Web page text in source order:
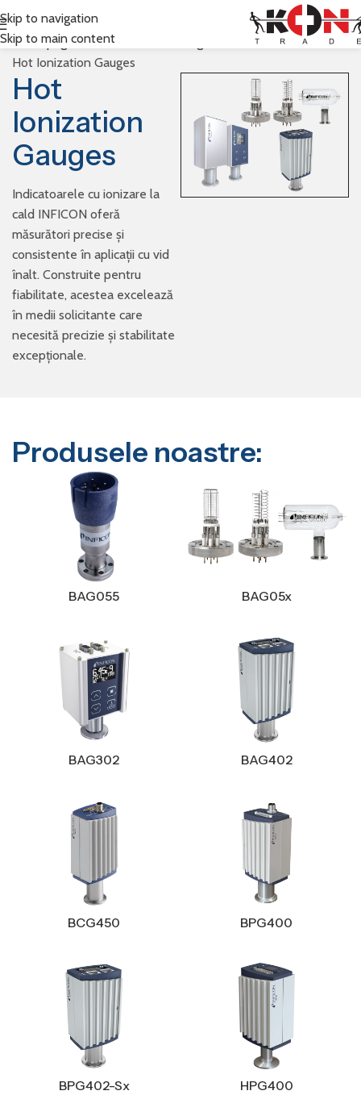
Skip to navigation
Skip to main content
Prima pagină Inficon
Vacuum Gauges & Controllers
Hot Ionization Gauges
Hot
Ionization
Gauges
Indicatoarele cu ionizare la
cald INFICON oferă
măsurători precise și
consistente în aplicații cu vid
înalt. Construite pentru
fiabilitate, acestea excelează
în medii solicitante care
necesită precizie și stabilitate
excepționale.
Produsele noastre:
BAG055 BAG05x
BAG302 BAG402
BCG450 BPG400
BPG402-Sx HPG400